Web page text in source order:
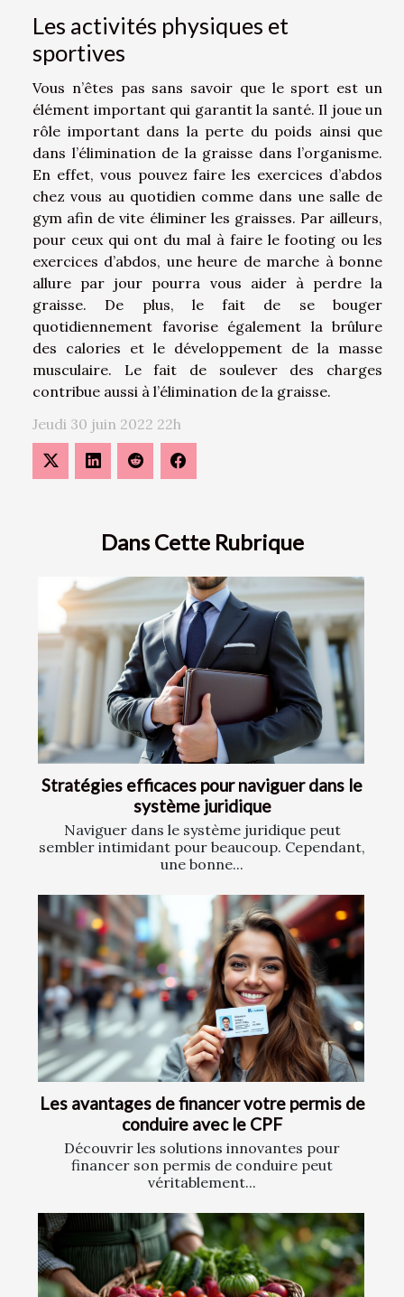
Dans Cette Rubrique
Stratégies efficaces pour naviguer dans le
système juridique
Naviguer dans le système juridique peut
sembler intimidant pour beaucoup. Cependant,
une bonne...
Les avantages de financer votre permis de
conduire avec le CPF
Découvrir les solutions innovantes pour
financer son permis de conduire peut
véritablement...
Les activités physiques et
sportives
Vous n’êtes pas sans savoir que le sport est un
élément important qui garantit la santé. Il joue un
rôle important dans la perte du poids ainsi que
dans l’élimination de la graisse dans l’organisme.
En effet, vous pouvez faire les exercices d’abdos
chez vous au quotidien comme dans une salle de
gym afin de vite éliminer les graisses. Par ailleurs,
pour ceux qui ont du mal à faire le footing ou les
exercices d’abdos, une heure de marche à bonne
allure par jour pourra vous aider à perdre la
graisse. De plus, le fait de se bouger
quotidiennement favorise également la brûlure
des calories et le développement de la masse
musculaire. Le fait de soulever des charges
contribue aussi à l’élimination de la graisse.
Jeudi 30 juin 2022 22h